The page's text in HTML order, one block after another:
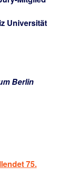
Universität
Berlin
75.